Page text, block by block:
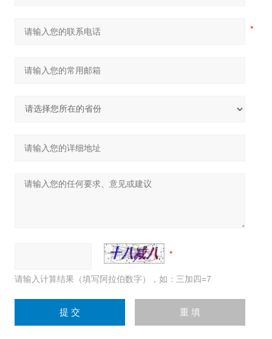
请输入计算结果（填写阿拉伯数字），如：三加四=7